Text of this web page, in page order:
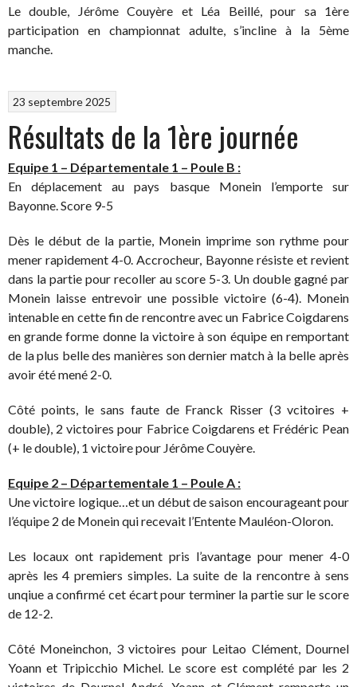
Le double, Jérôme Couyère et Léa Beillé, pour sa 1ère
participation en championnat adulte, s’incline à la 5ème
manche.
23 septembre 2025
Résultats de la 1ère journée
Equipe 1 – Départementale 1 – Poule B :
En déplacement au pays basque Monein l’emporte sur
Bayonne. Score 9-5
Dès le début de la partie, Monein imprime son rythme pour
mener rapidement 4-0. Accrocheur, Bayonne résiste et revient
dans la partie pour recoller au score 5-3. Un double gagné par
Monein laisse entrevoir une possible victoire (6-4). Monein
intenable en cette fin de rencontre avec un Fabrice Coigdarens
en grande forme donne la victoire à son équipe en remportant
de la plus belle des manières son dernier match à la belle après
avoir été mené 2-0.
Côté points, le sans faute de Franck Risser (3 vcitoires +
double), 2 victoires pour Fabrice Coigdarens et Frédéric Pean
(+ le double), 1 victoire pour Jérôme Couyère.
Equipe 2 – Départementale 1 – Poule A :
Une victoire logique…et un début de saison encourageant pour
l’équipe 2 de Monein qui recevait l’Entente Mauléon-Oloron.
Les locaux ont rapidement pris l’avantage pour mener 4-0
après les 4 premiers simples. La suite de la rencontre à sens
unqiue a confirmé cet écart pour terminer la partie sur le score
de 12-2.
Côté Moneinchon, 3 victoires pour Leitao Clément, Dournel
Yoann et Tripicchio Michel. Le score est complété par les 2